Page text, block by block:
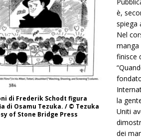
di Frederik Schodt figura
di Osamu Tezuka. / © Tezuka
of Stone Bridge Press
è,
spiega
Nel
finisce
la
Uniti
dei